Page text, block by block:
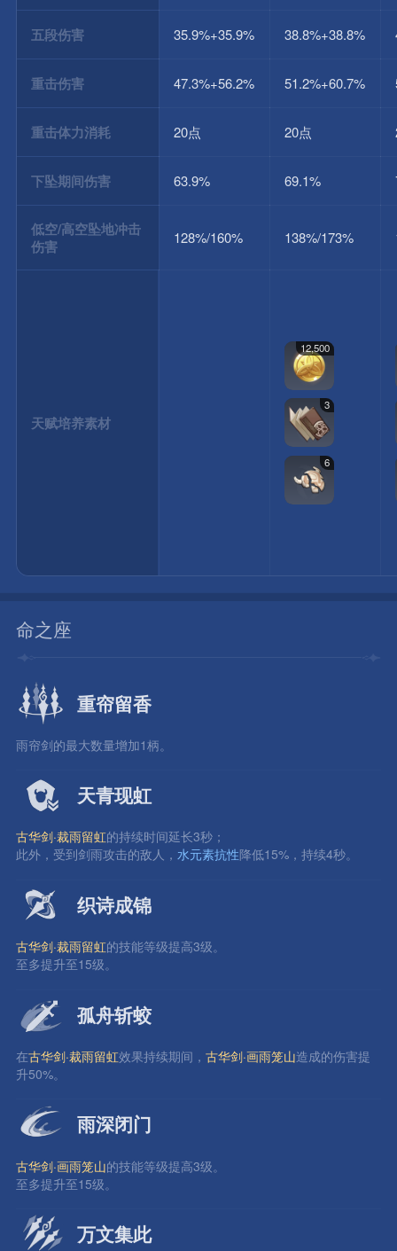
五段伤害 35.9%+35.9% 38.8%+38.8%
重击伤害 47.3%+56.2% 51.2%+60.7%
重击体力消耗 20点 20点
下坠期间伤害 63.9% 69.1%
低空/高空坠地冲击
伤害
128%/160% 138%/173%
天赋培养素材
12,500
3
6
命之座
重帘留香
雨帘剑的最大数量增加1柄。
天青现虹
古华剑·裁雨留虹的持续时间延长3秒；
此外，受到剑雨攻击的敌人，水元素抗性降低15%，持续4秒。
织诗成锦
古华剑·裁雨留虹的技能等级提高3级。
至多提升至15级。
孤舟斩蛟
在古华剑·裁雨留虹效果持续期间，古华剑·画雨笼山造成的伤害提
升50%。
雨深闭门
古华剑·画雨笼山的技能等级提高3级。
至多提升至15级。
万文集此